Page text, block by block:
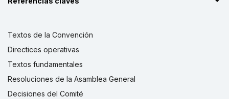
Textos de la Convención
Directices operativas
Textos fundamentales
Resoluciones de la Asamblea General
Decisiones del Comité